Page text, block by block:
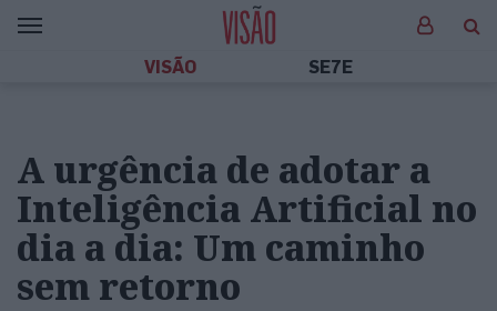
VISÃO SE7E
A urgência de adotar a
Inteligência Artificial no
dia a dia: Um caminho
sem retorno